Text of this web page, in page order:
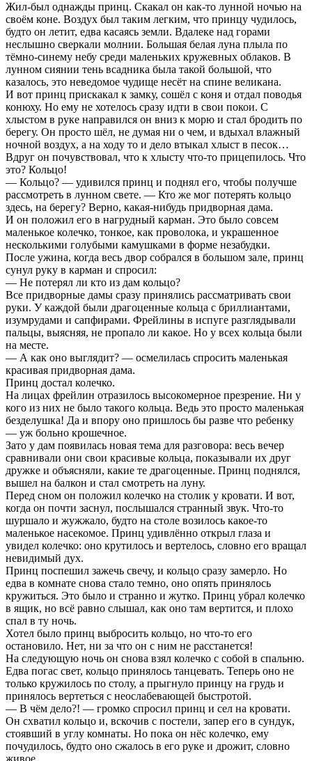
Жил-был однажды принц. Скакал он как-то лунной ночью на
своём коне. Воздух был таким легким, что принцу чудилось,
будто он летит, едва касаясь земли. Вдалеке над горами
неслышно сверкали молнии. Большая белая луна плыла по
тёмно-синему небу среди маленьких кружевных облаков. В
лунном сиянии тень всадника была такой большой, что
казалось, это неведомое чудище несёт на спине великана.
И вот принц прискакал к замку, сошёл с коня и отдал поводья
конюху. Но ему не хотелось сразу идти в свои покои. С
хлыстом в руке направился он вниз к морю и стал бродить по
берегу. Он просто шёл, не думая ни о чем, и вдыхал влажный
ночной воздух, а на ходу то и дело втыкал хлыст в песок…
Вдруг он почувствовал, что к хлысту что-то прицепилось. Что
это? Кольцо!
— Кольцо? — удивился принц и поднял его, чтобы получше
рассмотреть в лунном свете. — Кто же мог потерять кольцо
здесь, на берегу? Верно, какая-нибудь придворная дама.
И он положил его в нагрудный карман. Это было совсем
маленькое колечко, тонкое, как проволока, и украшенное
несколькими голубыми камушками в форме незабудки.
После ужина, когда весь двор собрался в большом зале, принц
сунул руку в карман и спросил:
— Не потерял ли кто из дам кольцо?
Все придворные дамы сразу принялись рассматривать свои
руки. У каждой были драгоценные кольца с бриллиантами,
изумрудами и сапфирами. Фрейлины в испуге разглядывали
пальцы, выясняя, не пропало ли какое. Но у всех кольца были
на месте.
— А как оно выглядит? — осмелилась спросить маленькая
красивая придворная дама.
Принц достал колечко.
На лицах фрейлин отразилось высокомерное презрение. Ни у
кого из них не было такого кольца. Ведь это просто маленькая
безделушка! Да и впору оно пришлось бы разве что ребенку
— уж больно крошечное.
Зато у дам появилась новая тема для разговора: весь вечер
сравнивали они свои красивые кольца, показывали их друг
дружке и объясняли, какие те драгоценные. Принц поднялся,
вышел на балкон и стал смотреть на луну.
Перед сном он положил колечко на столик у кровати. И вот,
когда он почти заснул, послышался странный звук. Что-то
шуршало и жужжало, будто на столе возилось какое-то
маленькое насекомое. Принц удивлённо открыл глаза и
увидел колечко: оно крутилось и вертелось, словно его вращал
невидимый дух.
Принц поспешил зажечь свечу, и кольцо сразу замерло. Но
едва в комнате снова стало темно, оно опять принялось
кружиться. Это было и странно и жутко. Принц убрал колечко
в ящик, но всё равно слышал, как оно там вертится, и плохо
спал в ту ночь.
Хотел было принц выбросить кольцо, но что-то его
остановило. Нет, ни за что он с ним не расстанется!
На следующую ночь он снова взял колечко с собой в спальню.
Едва погас свет, кольцо принялось танцевать. Теперь оно не
только кружилось по столу, а прыгнуло принцу на грудь и
принялось вертеться с неослабевающей быстротой.
— В чём дело?! — громко спросил принц и сел на кровати.
Он схватил кольцо и, вскочив с постели, запер его в сундук,
стоявший в углу комнаты. Но пока он нёс колечко, ему
почудилось, будто оно сжалось в его руке и дрожит, словно